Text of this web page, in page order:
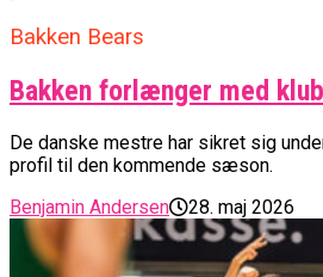
Bakken Bears
Bakken forlænger med
De danske mestre har sikret sig
profil til den kommende sæson.
Benjamin Andersen
28. maj 2026